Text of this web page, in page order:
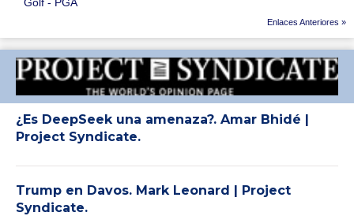
Golf - PGA
Enlaces Anteriores »
¿Es DeepSeek una amenaza?. Amar Bhidé |
Project Syndicate.
Trump en Davos. Mark Leonard | Project
Syndicate.